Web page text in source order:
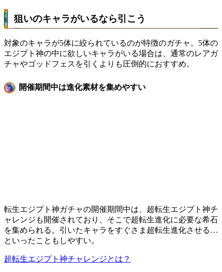
狙いのキャラがいるなら引こう
対象のキャラが5体に絞られているのが特徴のガチャ。5体の
エジプト神の中に欲しいキャラがいる場合は、通常のレアガ
チャやゴッドフェスを引くよりも圧倒的におすすめ。
開催期間中は進化素材を集めやすい
転生エジプト神ガチャの開催期間中は、 超転生エジプト神チ
ャレンジ も開催されており、そこで超転生進化に必要な希石
を集められる。引いたキャラをすぐさま超転生進化させる…
といったこともしやすい。
超転生エジプト神チャレンジとは？